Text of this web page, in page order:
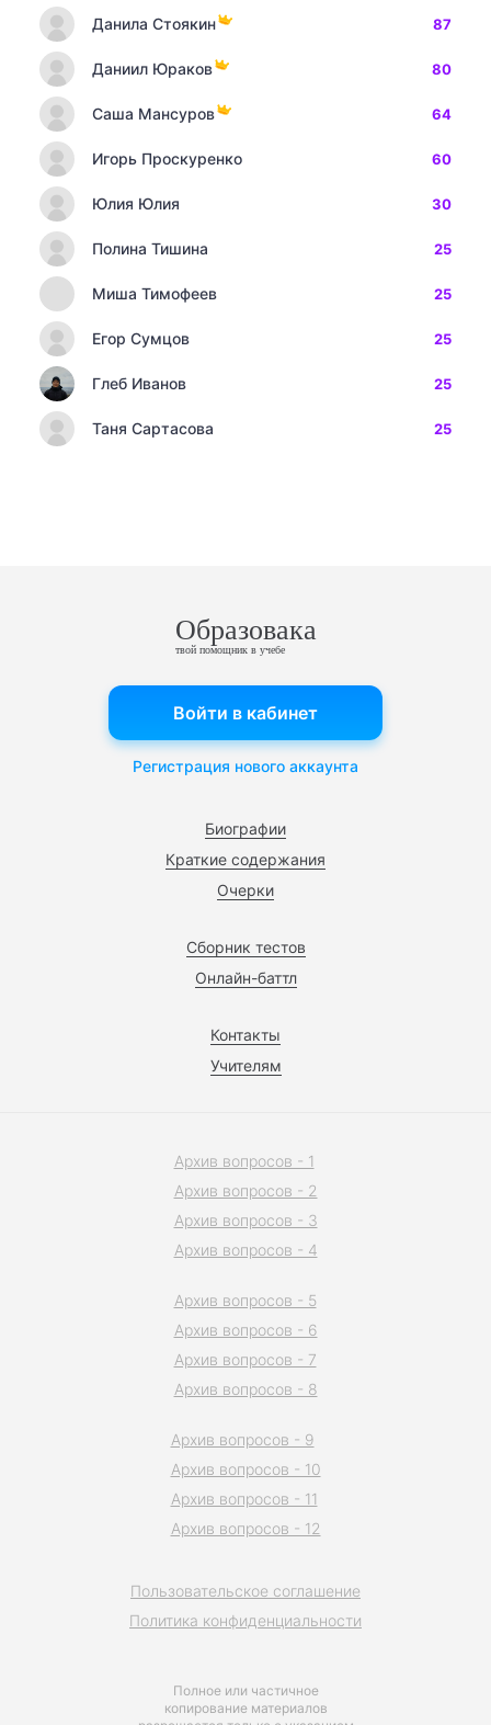
Данила Стоякин 87
Даниил Юраков 80
Саша Мансуров 64
Игорь Проскуренко 60
Юлия Юлия 30
Полина Тишина 25
Миша Тимофеев 25
Егор Сумцов 25
Глеб Иванов 25
Таня Сартасова 25
Образовака
твой помощник в учебе
Биографии
Краткие содержания
Очерки
Сборник тестов
Онлайн-баттл
Контакты
Учителям
Войти в кабинет
Регистрация нового аккаунта
Полное или частичное
копирование материалов
Пользовательское соглашение
Политика конфиденциальности
Архив вопросов - 1
Архив вопросов - 2
Архив вопросов - 3
Архив вопросов - 4
Архив вопросов - 5
Архив вопросов - 6
Архив вопросов - 7
Архив вопросов - 8
Архив вопросов - 9
Архив вопросов - 10
Архив вопросов - 11
Архив вопросов - 12